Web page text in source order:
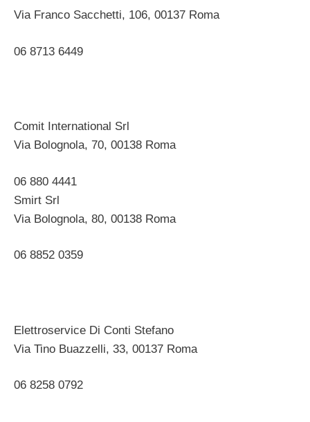
Via Franco Sacchetti, 106, 00137 Roma ‎
06 8713 6449
Comit International Srl
Via Bolognola, 70, 00138 Roma ‎
06 880 4441 ‎
Smirt Srl
Via Bolognola, 80, 00138 Roma ‎
06 8852 0359
Elettroservice Di Conti Stefano
Via Tino Buazzelli, 33, 00137 Roma ‎
06 8258 0792 ‎